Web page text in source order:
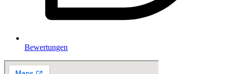
Bewertungen